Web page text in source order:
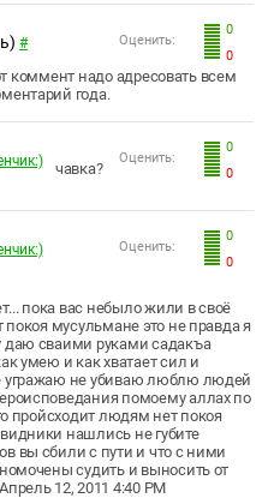
0
0
Оценить:
#
коммент надо адресовать всем
года.
0
0
Оценить:
чавка?
0
0
Оценить:
пока вас небыло жили в своё
покоя мусульмане это не правда я
сваими руками садакъа
умею и как хватает сил и
угражаю не убиваю люблю людей
помоему аллах по
пройсходит людям нет покоя
нашлись не губите
вы сбили с пути и что с ними
судить и выносить от
12, 2011 4:40 PM